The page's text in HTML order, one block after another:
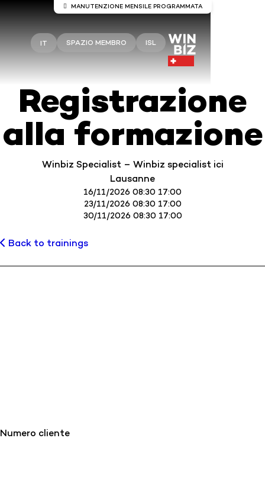
IT SPAZIO MEMBRO ISL
Registrazione
alla formazione
Winbiz Specialist – Winbiz specialist ici
Lausanne
16/11/2026 08:30 17:00
23/11/2026 08:30 17:00
30/11/2026 08:30 17:00
Back to trainings
Numero cliente
Manutenzione del server Winbiz
Cloud
Winbiz Cloud.
La manutenzione è prevista per domenica 9 agosto
dalle ore 08:00 alle ore 13:30.
Durante questo periodo, l’accesso potrebbe subire
interruzioni temporanee.
Si consiglia di utilizzare Winbiz Cloud al di fuori di
questo periodo.
Vi ringraziamo per la vostra comprensione.
MANUTENZIONE MENSILE PROGRAMMATA